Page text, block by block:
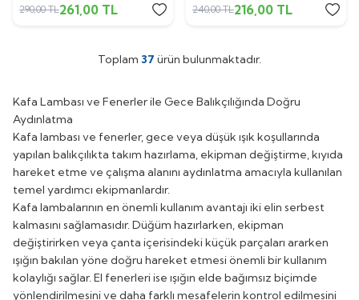
290,00TL261,00 TL
240,00TL216,00 TL
Toplam 37 ürün bulunmaktadır.
Kafa Lambası ve Fenerler ile Gece Balıkçılığında Doğru
Aydınlatma
Kafa lambası ve fenerler, gece veya düşük ışık koşullarında
yapılan balıkçılıkta takım hazırlama, ekipman değiştirme, kıyıda
hareket etme ve çalışma alanını aydınlatma amacıyla kullanılan
temel yardımcı ekipmanlardır.
Kafa lambalarının en önemli kullanım avantajı iki elin serbest
kalmasını sağlamasıdır. Düğüm hazırlarken, ekipman
değiştirirken veya çanta içerisindeki küçük parçaları ararken
ışığın bakılan yöne doğru hareket etmesi önemli bir kullanım
kolaylığı sağlar. El fenerleri ise ışığın elde bağımsız biçimde
yönlendirilmesini ve daha farklı mesafelerin kontrol edilmesini